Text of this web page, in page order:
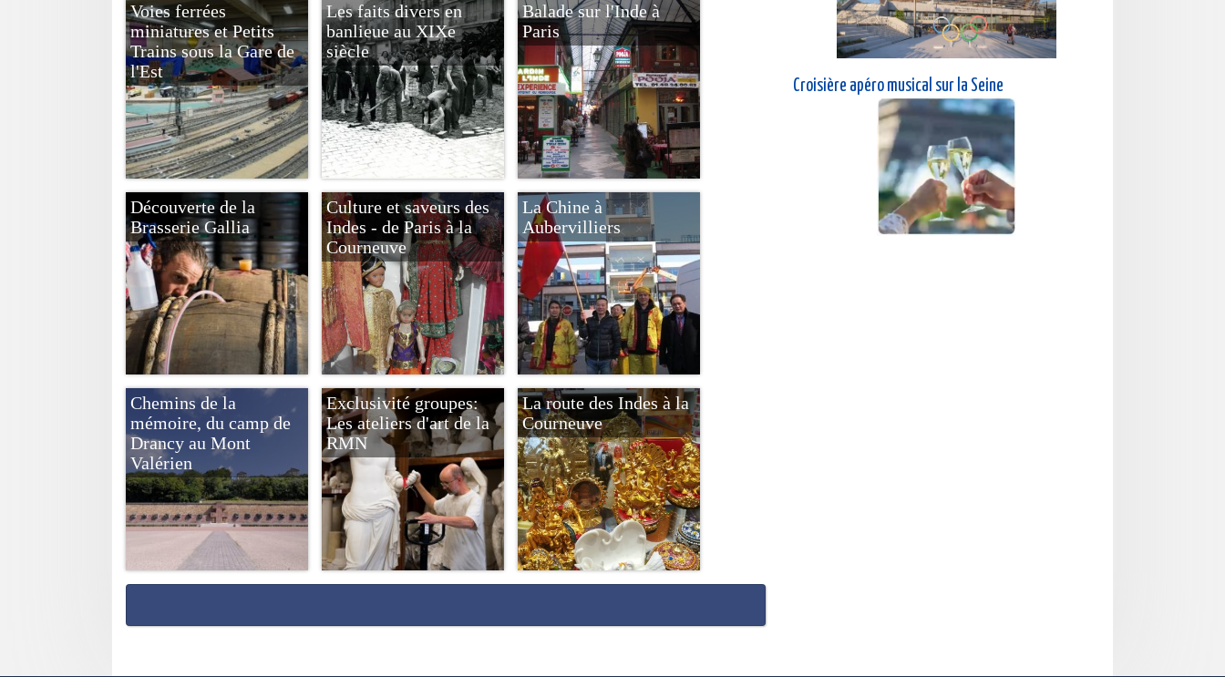
Voies ferrées
miniatures et Petits
Trains sous la Gare de
l'Est
Les faits divers en
banlieue au XIXe
siècle
Balade sur l'Inde à
Paris
Découverte de la
Brasserie Gallia
Culture et saveurs des
Indes - de Paris à la
Courneuve
La Chine à
Aubervilliers
Chemins de la
mémoire, du camp de
Drancy au Mont
Valérien
Exclusivité groupes:
Les ateliers d'art de la
RMN
La route des Indes à la
Courneuve
Croisière apéro musical sur la Seine